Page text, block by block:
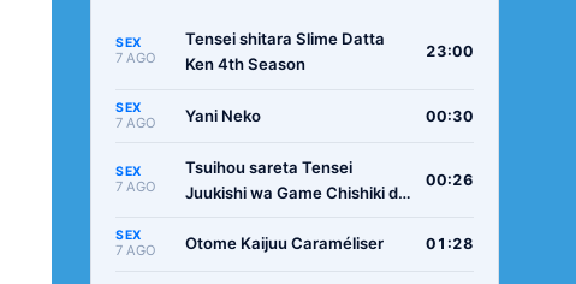
SEX
7 AGO
Tensei shitara Slime Datta
Ken 4th Season
23:00
SEX
7 AGO Yani Neko 00:30
SEX
7 AGO
Tsuihou sareta Tensei
Juukishi wa Game Chishiki de
00:26
SEX
7 AGO Otome Kaijuu Caraméliser 01:28